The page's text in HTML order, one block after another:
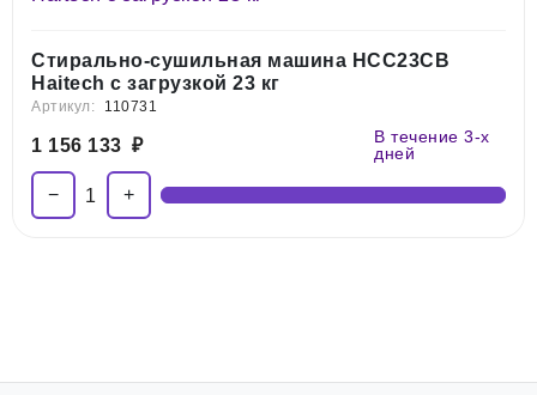
Стирально-сушильная машина HCC23CB
Haitech с загрузкой 23 кг
Артикул: 110731
1 156 133 ₽
В течение 3-х
дней
− 1 +